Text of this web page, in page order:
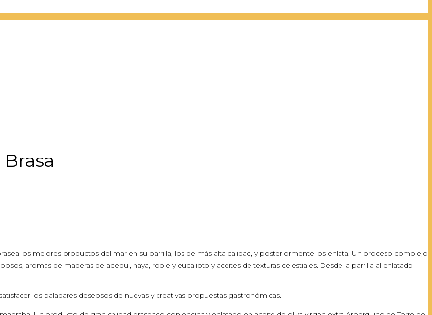
los mejores productos del mar en su parrilla, los de más alta calidad, y posteriormente los enlata. Un proceso complejo
aromas de maderas de abedul, haya, roble y eucalipto y aceites de texturas celestiales. Desde la parrilla al enlatado
los paladares deseosos de nuevas y creativas propuestas gastronómicas.